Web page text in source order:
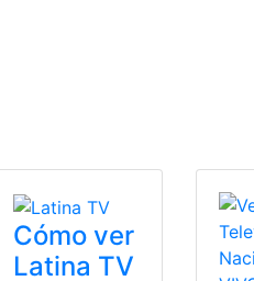
Cómo ver
Latina TV